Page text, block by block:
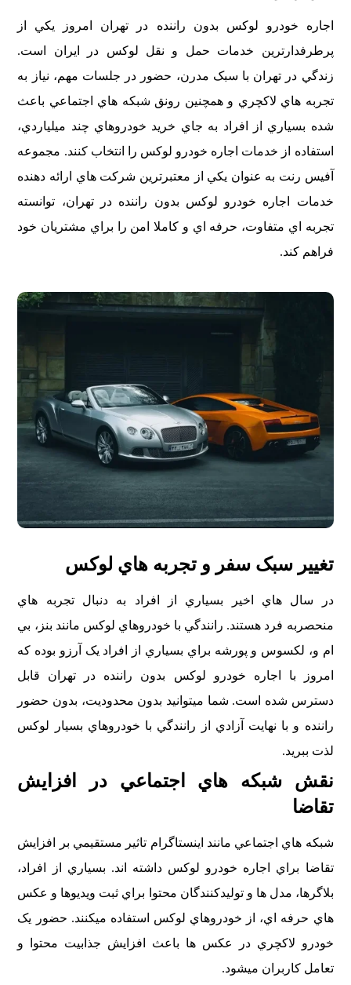
اجاره خودرو لوکس بدون راننده در تهران امروز يکي از
پرطرفدارترين خدمات حمل و نقل لوکس در ايران است.
زندگي در تهران با سبک مدرن، حضور در جلسات مهم، نياز به
تجربه هاي لاکچري و همچنين رونق شبکه هاي اجتماعي باعث
شده بسياري از افراد به جاي خريد خودروهاي چند ميلياردي،
استفاده از خدمات اجاره خودرو لوکس را انتخاب کنند. مجموعه
آفيس رنت به عنوان يکي از معتبرترين شرکت هاي ارائه دهنده
خدمات اجاره خودرو لوکس بدون راننده در تهران، توانسته
تجربه اي متفاوت، حرفه اي و کاملا امن را براي مشتريان خود
فراهم کند.
تغيير سبک سفر و تجربه هاي لوکس
در سال هاي اخير بسياري از افراد به دنبال تجربه هاي
منحصربه فرد هستند. رانندگي با خودروهاي لوکس مانند بنز، بي
ام و، لکسوس و پورشه براي بسياري از افراد يک آرزو بوده که
امروز با اجاره خودرو لوکس بدون راننده در تهران قابل
دسترس شده است. شما ميتوانيد بدون محدوديت، بدون حضور
راننده و با نهايت آزادي از رانندگي با خودروهاي بسيار لوکس
لذت ببريد.
نقش شبکه هاي اجتماعي در افزايش
تقاضا
شبکه هاي اجتماعي مانند اينستاگرام تاثير مستقيمي بر افزايش
تقاضا براي اجاره خودرو لوکس داشته اند. بسياري از افراد،
بلاگرها، مدل ها و توليدکنندگان محتوا براي ثبت ويديوها و عکس
هاي حرفه اي، از خودروهاي لوکس استفاده ميکنند. حضور يک
خودرو لاکچري در عکس ها باعث افزايش جذابيت محتوا و
تعامل کاربران ميشود.